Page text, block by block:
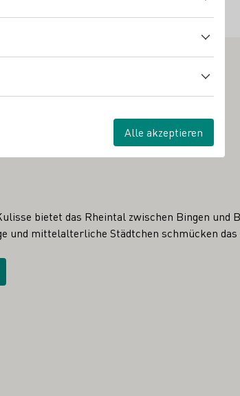
bietet das Rheintal zwischen Bingen und
und mittelalterliche Städtchen schmücken das
Alle akzeptieren